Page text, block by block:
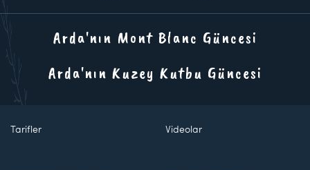
Arda'nın Mont Blanc Güncesi
Arda'nın Kuzey Kutbu Güncesi
Tarifler Videolar